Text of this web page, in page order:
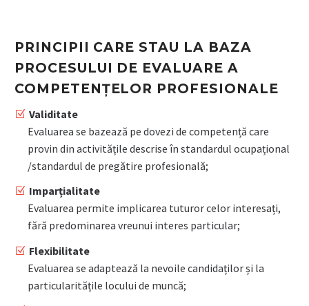
PRINCIPII CARE STAU LA BAZA
PROCESULUI DE EVALUARE A
COMPETENȚELOR PROFESIONALE
Validitate
Evaluarea se bazează pe dovezi de competență care
provin din activitățile descrise în standardul ocupațional
/standardul de pregătire profesională;
Imparțialitate
Evaluarea permite implicarea tuturor celor interesați,
fără predominarea vreunui interes particular;
Flexibilitate
Evaluarea se adaptează la nevoile candidaților și la
particularitățile locului de muncă;